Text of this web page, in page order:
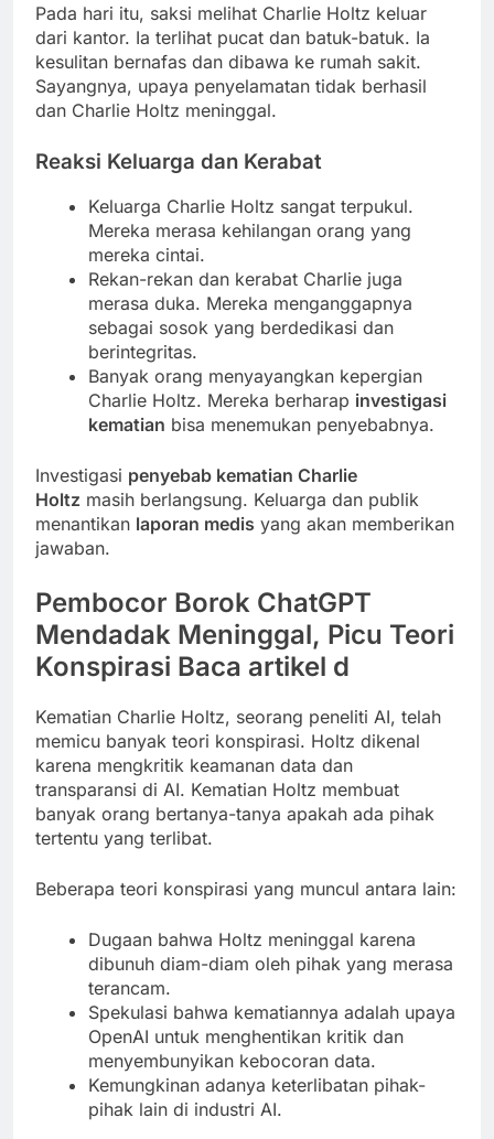
Pada hari itu, saksi melihat Charlie Holtz keluar
dari kantor. Ia terlihat pucat dan batuk-batuk. Ia
kesulitan bernafas dan dibawa ke rumah sakit.
Sayangnya, upaya penyelamatan tidak berhasil
dan Charlie Holtz meninggal.
Reaksi Keluarga dan Kerabat
Keluarga Charlie Holtz sangat terpukul.
Mereka merasa kehilangan orang yang
mereka cintai.
Rekan-rekan dan kerabat Charlie juga
merasa duka. Mereka menganggapnya
sebagai sosok yang berdedikasi dan
berintegritas.
Banyak orang menyayangkan kepergian
Charlie Holtz. Mereka berharap investigasi
kematian bisa menemukan penyebabnya.
Investigasi penyebab kematian Charlie
Holtz masih berlangsung. Keluarga dan publik
menantikan laporan medis yang akan memberikan
jawaban.
Pembocor Borok ChatGPT
Mendadak Meninggal, Picu Teori
Konspirasi Baca artikel d
Kematian Charlie Holtz, seorang peneliti AI, telah
memicu banyak teori konspirasi. Holtz dikenal
karena mengkritik keamanan data dan
transparansi di AI. Kematian Holtz membuat
banyak orang bertanya-tanya apakah ada pihak
tertentu yang terlibat.
Beberapa teori konspirasi yang muncul antara lain:
Dugaan bahwa Holtz meninggal karena
dibunuh diam-diam oleh pihak yang merasa
terancam.
Spekulasi bahwa kematiannya adalah upaya
OpenAI untuk menghentikan kritik dan
menyembunyikan kebocoran data.
Kemungkinan adanya keterlibatan pihak-
pihak lain di industri AI.